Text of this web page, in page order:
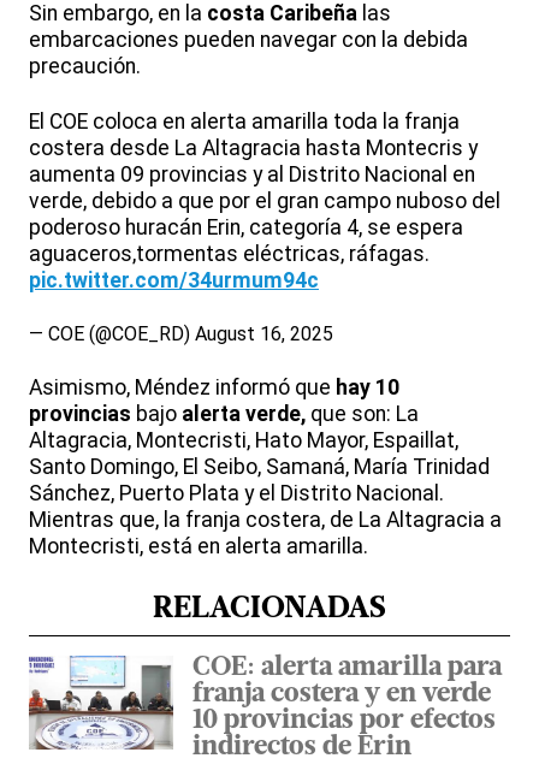
Sin embargo, en la costa Caribeña las
embarcaciones pueden navegar con la debida
precaución.
El COE coloca en alerta amarilla toda la franja
costera desde La Altagracia hasta Montecris y
aumenta 09 provincias y al Distrito Nacional en
verde, debido a que por el gran campo nuboso del
poderoso huracán Erin, categoría 4, se espera
aguaceros,tormentas eléctricas, ráfagas.
pic.twitter.com/34urmum94c
— COE (@COE_RD) August 16, 2025
Asimismo, Méndez informó que hay 10
provincias bajo alerta verde, que son: La
Altagracia, Montecristi, Hato Mayor, Espaillat,
Santo Domingo, El Seibo, Samaná, María Trinidad
Sánchez, Puerto Plata y el Distrito Nacional.
Mientras que, la franja costera, de La Altagracia a
Montecristi, está en alerta amarilla.
RELACIONADAS
COE: alerta amarilla para
franja costera y en verde
10 provincias por efectos
indirectos de Erin